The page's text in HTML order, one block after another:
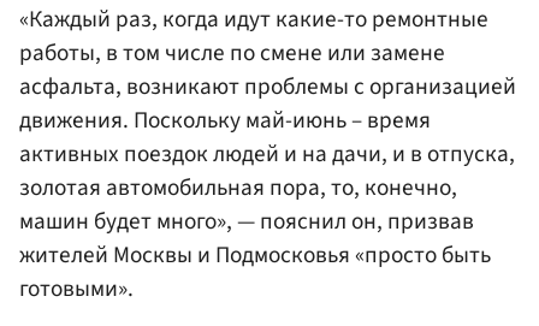
«Каждый раз, когда идут какие-то ремонтные
работы, в том числе по смене или замене
асфальта, возникают проблемы с организацией
движения. Поскольку май-июнь – время
активных поездок людей и на дачи, и в отпуска,
золотая автомобильная пора, то, конечно,
машин будет много», — пояснил он, призвав
жителей Москвы и Подмосковья «просто быть
готовыми».